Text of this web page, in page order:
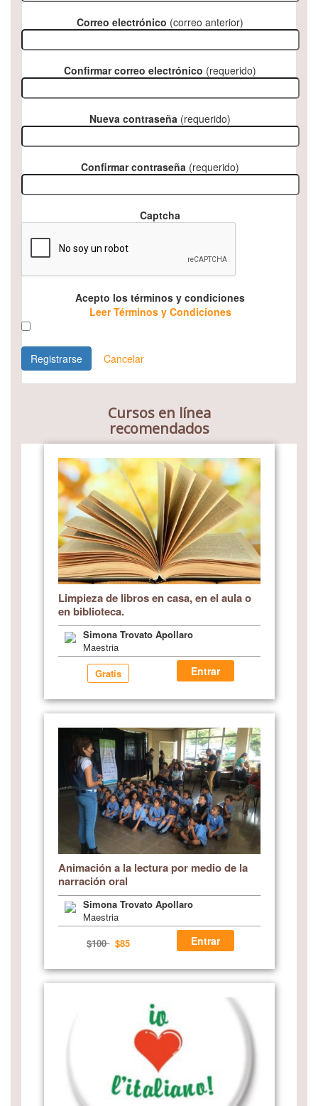
Correo electrónico (correo anterior)
Confirmar correo electrónico (requerido)
Nueva contraseña (requerido)
Confirmar contraseña (requerido)
Captcha
Acepto los términos y condiciones
Leer Términos y Condiciones
Registrarse Cancelar
Cursos en línea
recomendados
Limpieza de libros en casa, en el aula o
en biblioteca.
Simona Trovato Apollaro
Maestria
Gratis
Entrar
Animación a la lectura por medio de la
narración oral
Simona Trovato Apollaro
Maestria
$100$85 Entrar